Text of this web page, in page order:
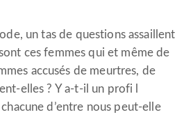
un tas de questions assaillent
ces femmes qui et même de
accusés de meurtres, de
elles ? Y a-t-il un profi l
d’entre nous peut-elle